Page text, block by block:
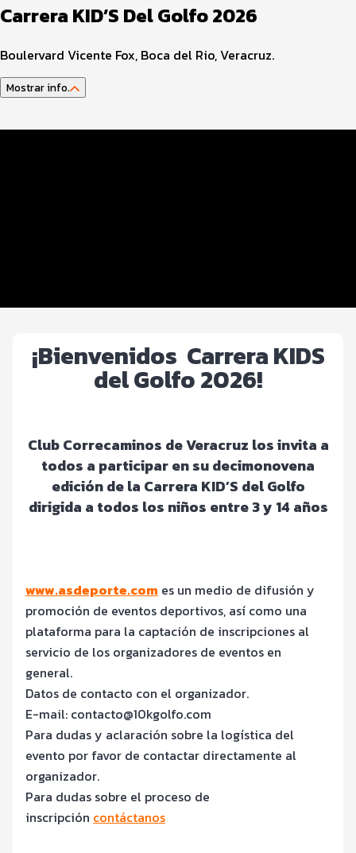
Carrera KID’S Del Golfo 2026
Boulervard Vicente Fox, Boca del Rio, Veracruz.
Mostrar info.
¡Bienvenidos Carrera KIDS
del Golfo 2026!
Club Correcaminos de Veracruz los invita a
todos a participar en su decimonovena
edición de la Carrera KID’S del Golfo
dirigida a todos los niños entre 3 y 14 años
www.asdeporte.com es un medio de difusión y
promoción de eventos deportivos, así como una
plataforma para la captación de inscripciones al
servicio de los organizadores de eventos en
general.
Datos de contacto con el organizador.
E-mail: contacto@10kgolfo.com
Para dudas y aclaración sobre la logística del
evento por favor de contactar directamente al
organizador.
Para dudas sobre el proceso de
inscripción contáctanos